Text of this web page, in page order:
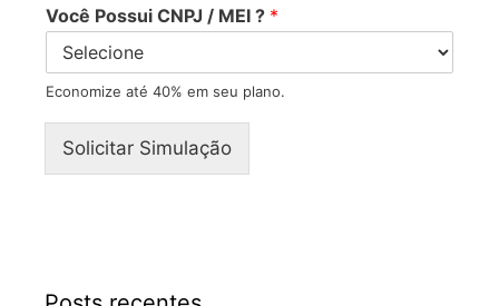
Você Possui CNPJ / MEI ? *
Economize até 40% em seu plano.
Solicitar Simulação